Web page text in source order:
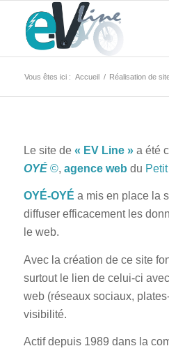
Vous êtes ici : Accueil / Réalisation de
Le site de « EV Line »a été
OYÉ ©, agence web du
OYÉ-OYÉ a mis en place la
diffuser efficacement les
le web.
Avec la création de ce site
surtout le lien de celui-ci
web (réseaux sociaux,
visibilité.
Actif depuis 1989 dans la